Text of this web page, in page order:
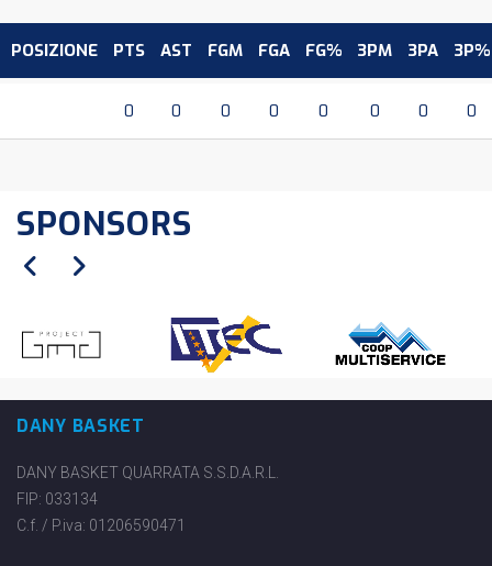
POSIZIONE PTS AST FGM FGA FG% 3PM 3PA 3P%
0 0 0 0 0 0 0 0
SPONSORS
DANY BASKET
DANY BASKET QUARRATA S.S.D.A.R.L.
FIP: 033134
C.f. / P.iva: 01206590471